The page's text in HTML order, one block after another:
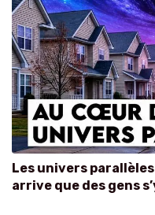
Les univers
arrive que des gens